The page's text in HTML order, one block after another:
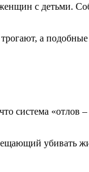
с детьми.
а
система
убивать